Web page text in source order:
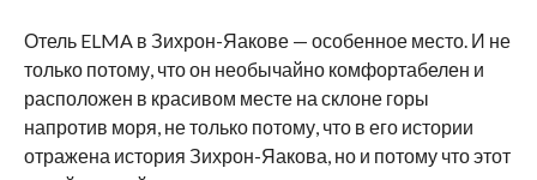
Отель ELMA в Зихрон-Яакове — особенное место. И не
только потому, что он необычайно комфортабелен и
расположен в красивом месте на склоне горы
напротив моря, не только потому, что в его истории
отражена история Зихрон-Яакова, но и потому что этот